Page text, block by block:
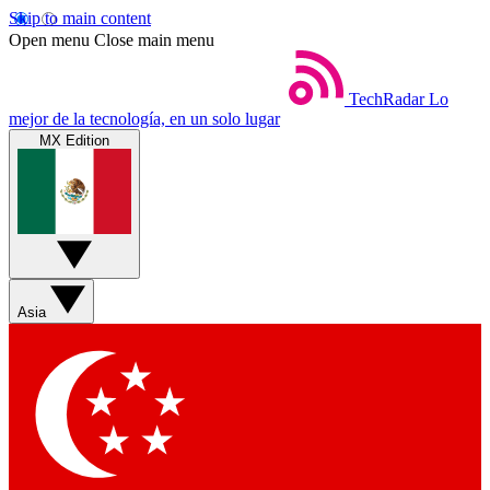
Skip to main content
Open menu Close main menu
TechRadar Lo
mejor de la tecnología, en un solo lugar
MX Edition
Asia